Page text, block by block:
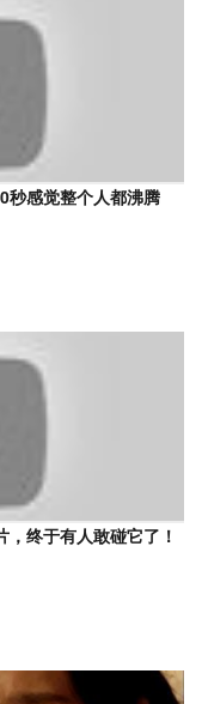
秒感觉整个人都沸腾
，终于有人敢碰它了！